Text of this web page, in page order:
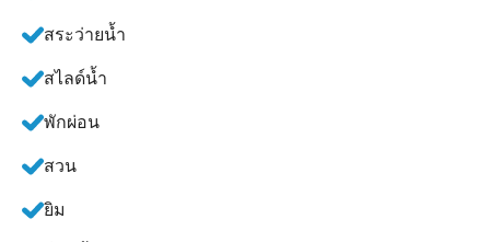
สระว่ายน้ำ
สไลด์น้ำ
พักผ่อน
สวน
ยิม